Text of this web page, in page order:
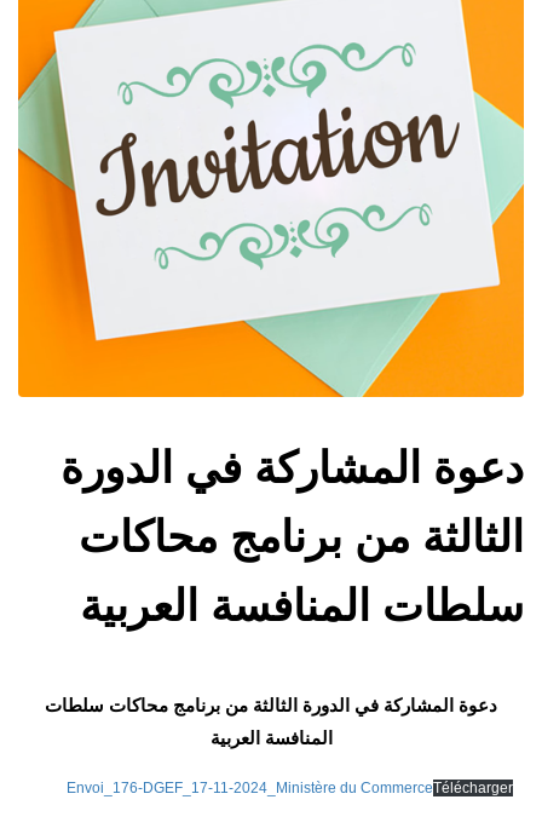
دعوة المشاركة في الدورة
الثالثة من برنامج محاكات
سلطات المنافسة العربية
دعوة المشاركة في الدورة الثالثة من برنامج محاكات سلطات
المنافسة العربية
Envoi_176-DGEF_17-11-2024_Ministère du CommerceTélécharger